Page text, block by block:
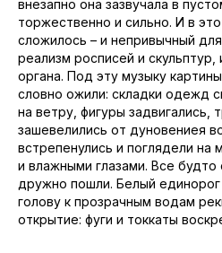
внезапно она зазвучала в
торжественно и сильно. И в
сложилось – и непривычный
реализм росписей и скульптур,
органа. Под эту музыку
словно ожили: складки одежд
на ветру, фигуры задвигались,
зашевелились от дуновениея
встрепенулись и поглядели
и влажными глазами. Все будто
дружно пошли. Белый
голову к прозрачным водам
открытие: фуги и токкаты